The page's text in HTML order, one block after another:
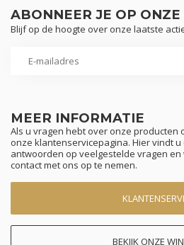
MEER INFORMATIE
Als u vragen hebt over onze producten
onze klantenservicepagina. Hier vindt
antwoorden op veelgestelde vragen
contact met ons op te nemen.
BEKIJK ONZE
ABONNEER JE OP
Blijf op de hoogte over onze laatste